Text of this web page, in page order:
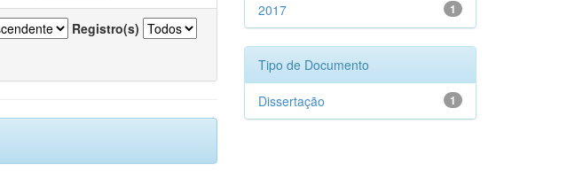
Registro(s)
1
2017
Tipo de Documento
1
Dissertação